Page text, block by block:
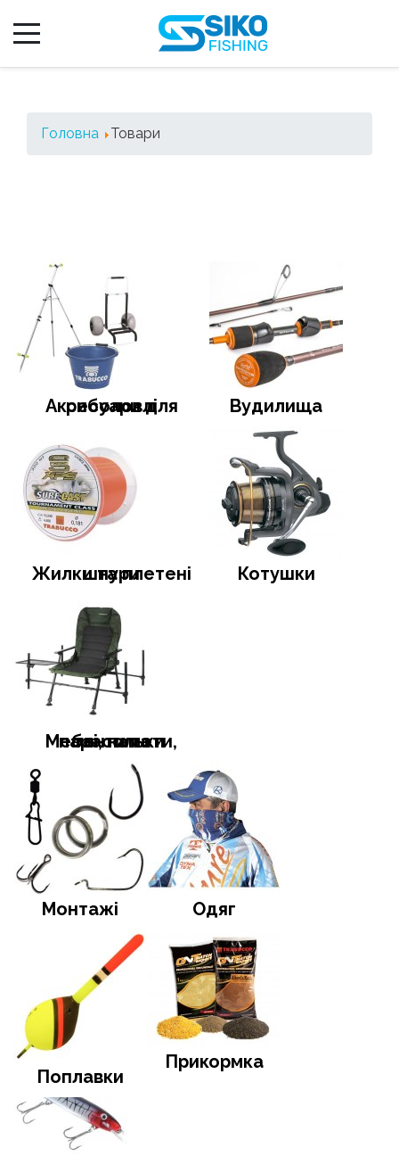
Головна Товари
Аксесуари для риболовлі Вудилища
Жилки та плетені шнури Котушки
Меблі, намети, тенти та парасольки
Монтажі Одяг
Поплавки
Прикормка